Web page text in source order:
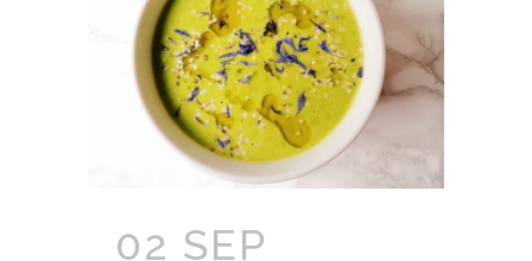
02 SEP